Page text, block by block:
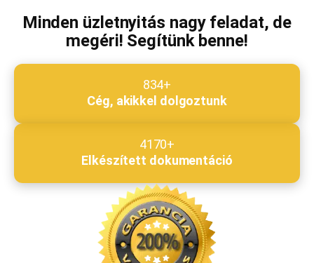
Beküldés
Minden üzletnyitás nagy feladat, de
megéri! Segítünk benne!
834+
Cég, akikkel dolgoztunk
4170+
Elkészített dokumentáció